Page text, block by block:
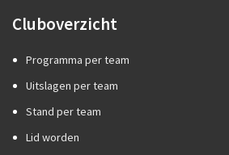
Cluboverzicht
Programma per team
Uitslagen per team
Stand per team
Lid worden